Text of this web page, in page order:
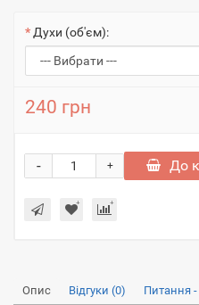
Духи (об'єм):
240 грн
+
- До
Опис Відгуки (0) Питання -